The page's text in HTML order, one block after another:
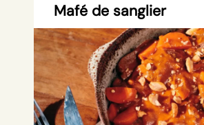
Mafé de sanglier